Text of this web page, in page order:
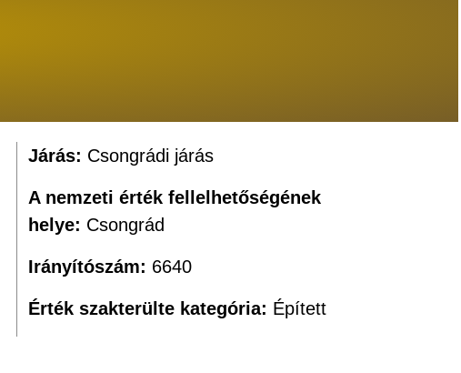
Járás: Csongrádi járás
A nemzeti érték fellelhetőségének
helye: Csongrád
Irányítószám: 6640
Érték szakterülte kategória: Épített